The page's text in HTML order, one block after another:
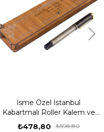
İsme Özel İstanbul
Kabartmalı Roller Kalem ve
Ahşap Kutu Seti
₺478,80 ₺598,80